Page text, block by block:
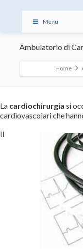
Menu
Ambulatorio di
Home
La cardiochirurgia si
cardiovascolari che
Il